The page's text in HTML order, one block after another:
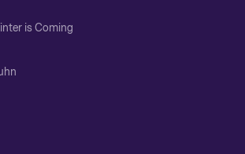
is Coming